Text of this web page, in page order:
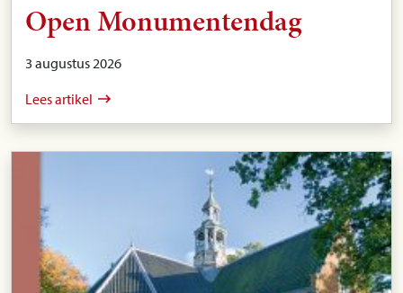
Open Monumentendag
3 augustus 2026
Lees artikel